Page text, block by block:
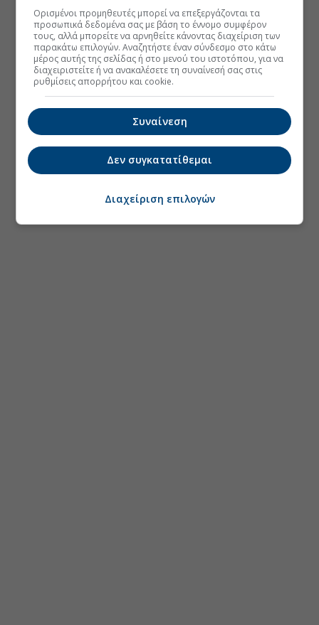
Ορισμένοι προμηθευτές μπορεί να επεξεργάζονται τα
προσωπικά δεδομένα σας με βάση το έννομο συμφέρον
τους, αλλά μπορείτε να αρνηθείτε κάνοντας διαχείριση των
παρακάτω επιλογών. Αναζητήστε έναν σύνδεσμο στο κάτω
μέρος αυτής της σελίδας ή στο μενού του ιστοτόπου, για να
διαχειριστείτε ή να ανακαλέσετε τη συναίνεσή σας στις
ρυθμίσεις απορρήτου και cookie.
Συναίνεση
Δεν συγκατατίθεμαι
Διαχείριση επιλογών